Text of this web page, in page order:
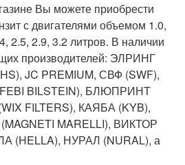
Вы можете приобрести
с двигателями объемом 1.0,
2.5, 2.9, 3.2 литров. В наличии
производителей: ЭЛРИНГ
JC PREMIUM, СВФ (SWF),
BILSTEIN), БЛЮПРИНТ
FILTERS), КАЯБА (KYB),
MARELLI), ВИКТОР
(HELLA), НУРАЛ (NURAL), а